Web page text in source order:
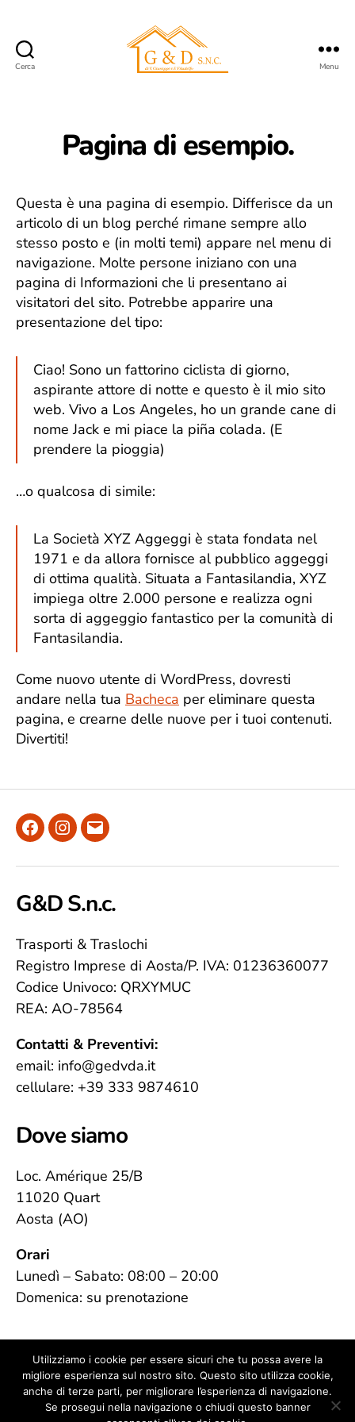
Cerca Menu
Pagina di esempio.
Questa è una pagina di esempio. Differisce da un
articolo di un blog perché rimane sempre allo
stesso posto e (in molti temi) appare nel menu di
navigazione. Molte persone iniziano con una
pagina di Informazioni che li presentano ai
visitatori del sito. Potrebbe apparire una
presentazione del tipo:
Ciao! Sono un fattorino ciclista di giorno,
aspirante attore di notte e questo è il mio sito
web. Vivo a Los Angeles, ho un grande cane di
nome Jack e mi piace la piña colada. (E
prendere la pioggia)
…o qualcosa di simile:
La Società XYZ Aggeggi è stata fondata nel
1971 e da allora fornisce al pubblico aggeggi
di ottima qualità. Situata a Fantasilandia, XYZ
impiega oltre 2.000 persone e realizza ogni
sorta di aggeggio fantastico per la comunità di
Fantasilandia.
Come nuovo utente di WordPress, dovresti
andare nella tua Bacheca per eliminare questa
pagina, e crearne delle nuove per i tuoi contenuti.
Divertiti!
FacebookInstagram
Email
G&D S.n.c.
Trasporti & Traslochi
Registro Imprese di Aosta/P. IVA: 01236360077
Codice Univoco: QRXYMUC
REA: AO-78564
Contatti & Preventivi:
email: info@gedvda.it
cellulare: +39 333 9874610
Dove siamo
Loc. Amérique 25/B
11020 Quart
Aosta (AO)
Orari
Lunedì – Sabato: 08:00 – 20:00
Domenica: su prenotazione
© 2026G&D VdA Su↑
Utilizziamo i cookie per essere sicuri che tu possa avere la
migliore esperienza sul nostro sito. Questo sito utilizza cookie,
anche di terze parti, per migliorare l’esperienza di navigazione.
Se prosegui nella navigazione o chiudi questo banner